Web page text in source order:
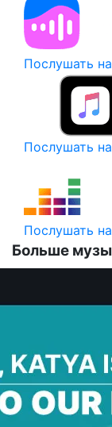
Послушать
Послушать
Послушать
Больше